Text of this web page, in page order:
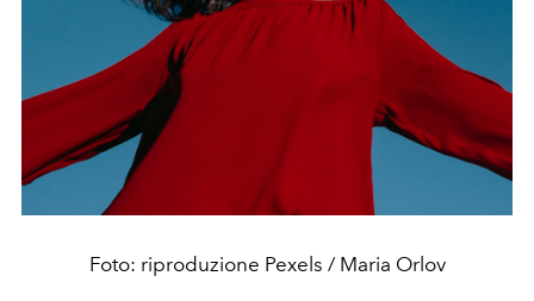
Foto: riproduzione Pexels / Maria Orlov